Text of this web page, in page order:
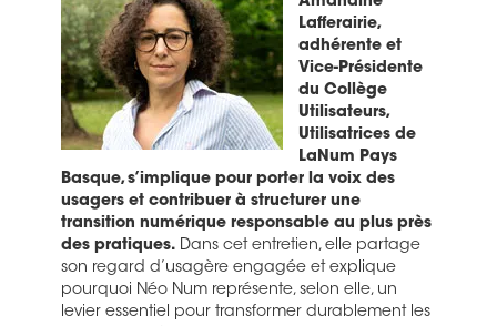
Lafferairie,
adhérente et
Vice-Présidente
du Collège
Utilisateurs,
Utilisatrices de
LaNum Pays
Basque, s’implique pour porter la voix des
usagers et contribuer à structurer une
transition numérique responsable au plus près
des pratiques. Dans cet entretien, elle partage
son regard d’usagère engagée et explique
pourquoi Néo Num représente, selon elle, un
levier essentiel pour transformer durablement les